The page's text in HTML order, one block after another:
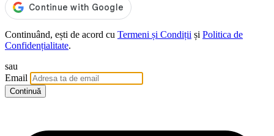
Continuând, ești de acord cu Termeni și Condiții și Politica de
Confidențialitate.
sau
Email
Continuă